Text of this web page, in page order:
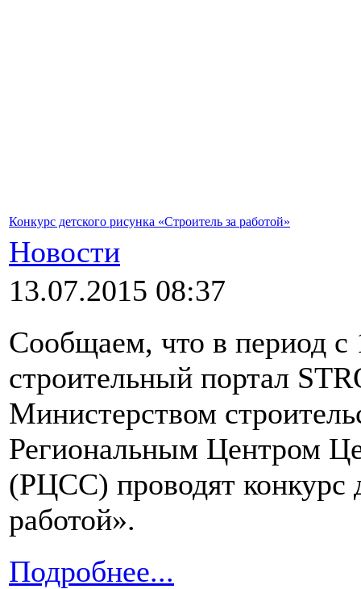
Конкурс детского рисунка «Строитель за работой»
Новости
13.07.2015 08:37
Сообщаем, что в период с
строительный портал
Министерством
Региональным Центром
(РЦСС) проводят конкурс
работой».
Подробнее...